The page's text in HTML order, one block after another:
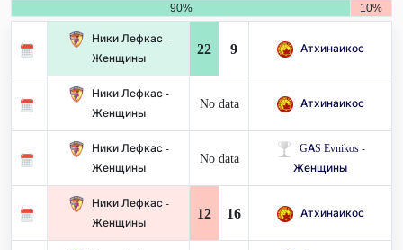
90% 10%
Ники Лефкас -
Женщины
22 9 Атхинаикос
Ники Лефкас -
Женщины
No data Атхинаикос
Ники Лефкас -
Женщины
No data
GAS Evnikos -
Женщины
Ники Лефкас -
Женщины
12 16 Атхинаикос